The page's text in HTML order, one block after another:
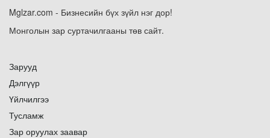
Mglzar.com - Бизнесийн бүх зүйл нэг дор!
Монголын зар суртачилгааны төв сайт.
Зарууд
Дэлгүүр
Үйлчилгээ
Тусламж
Зар оруулах заавар